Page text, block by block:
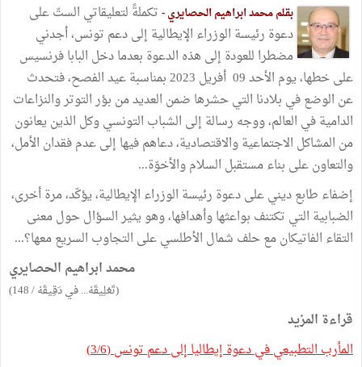
بقلم محمد ابراهيم الحصايري -تكملةً لتعليقاتي الستّ على
دعوة رئيسة الوزراء الإيطالية إلى دعم تونس، أجدني
مضطرا للعودة إلى هذه الدعوة بعدما دخل البابا فرنسيس
على خطها، يوم الأحد 09 أفريل 2023 بمناسبة عيد الفصح، فتحدث
عن الوضع في بلادنا التي حشرها ضمن العديد من بؤر التوتر والنزاعات
الدامية في العالم، ووجه رسالة إلى الشباب التونسي وكل الذين يعانون
من المشاكل الاجتماعية والاقتصادية، دعاهم فيها إلى عدم فقدان الأمل،
والتعاون على بناء مستقبل السلام والأخوّة...
إضفاء طابع ديني على دعوة رئيسة الوزراء الإيطالية، يؤكّد، مرة أخرى،
الضبابية التي تكتنف بواعثها وأهدافها، وهو يثير السؤال حول معنى
التقاء الفاتيكان مع حلف شمال الأطلسي على التجاوب السريع معها؟...
محمد ابراهيم الحصايري
(تَعْلِيقَهْ... في دَقِيقَهْ / 148)
قراءة المزيد
المأرب التطبيعي في دعوة إيطاليا إلى دعم تونس (3/6)